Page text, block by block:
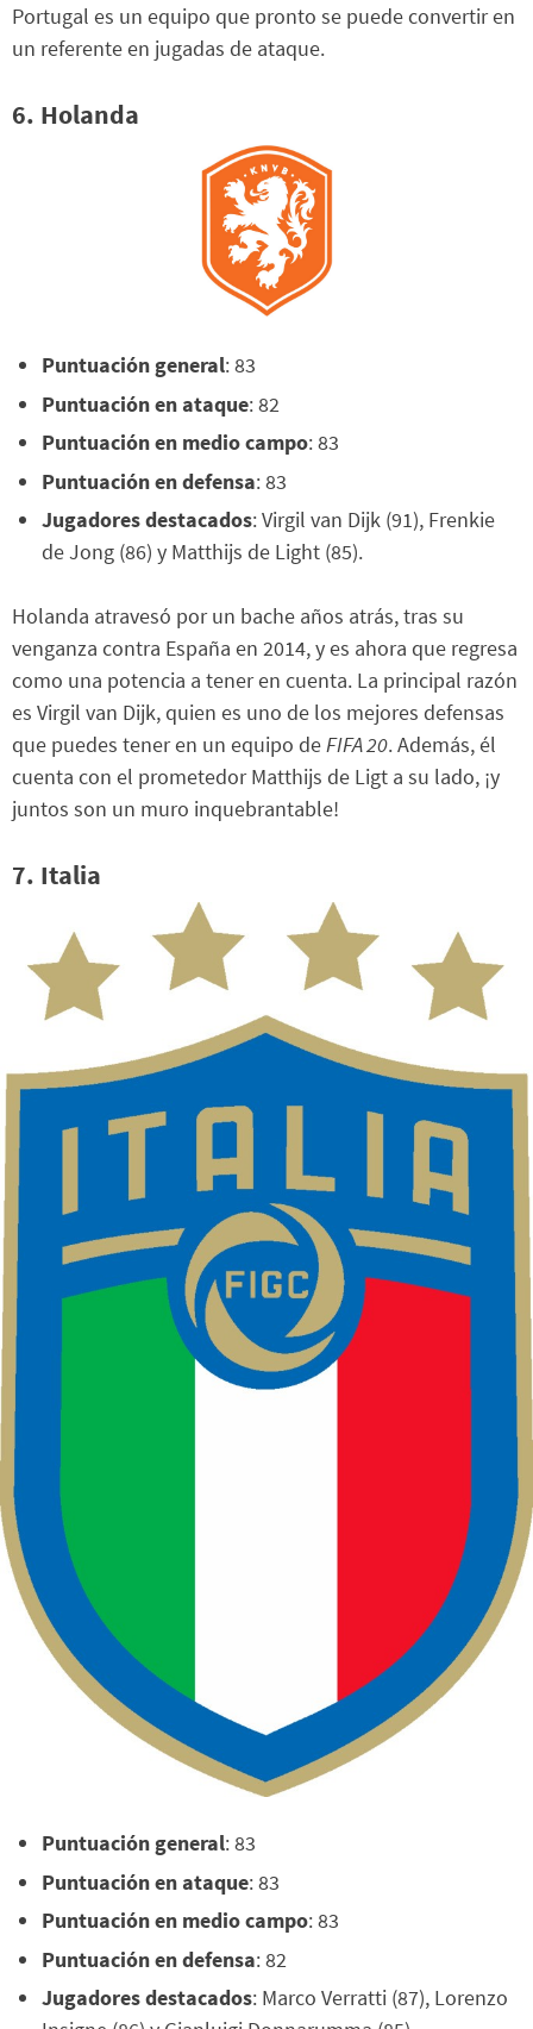
Portugal es un equipo que pronto se puede convertir en
un referente en jugadas de ataque.
6. Holanda
Puntuación general: 83
Puntuación en ataque: 82
Puntuación en medio campo: 83
Puntuación en defensa: 83
Jugadores destacados: Virgil van Dijk (91), Frenkie
de Jong (86) y Matthijs de Light (85).
Holanda atravesó por un bache años atrás, tras su
venganza contra España en 2014, y es ahora que regresa
como una potencia a tener en cuenta. La principal razón
es Virgil van Dijk, quien es uno de los mejores defensas
que puedes tener en un equipo deFIFA 20. Además, él
cuenta con el prometedor Matthijs de Ligt a su lado, ¡y
juntos son un muro inquebrantable!
7. Italia
Puntuación general: 83
Puntuación en ataque: 83
Puntuación en medio campo: 83
Puntuación en defensa: 82
Jugadores destacados: Marco Verratti (87), Lorenzo